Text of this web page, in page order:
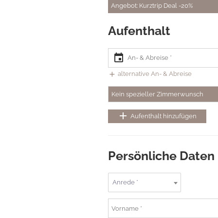
Angebot: Kurztrip Deal -20%
Aufenthalt
event
add alternative An- & Abreise
Kein spezieller Zimmerwunsch
add Aufenthalt hinzufügen
Persönliche Daten
Anrede *